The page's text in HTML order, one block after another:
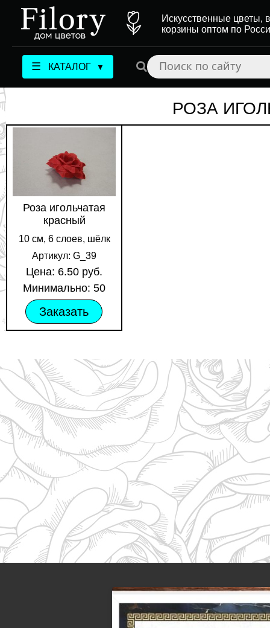
Искусственные цветы,
корзины оптом по
☰ КАТАЛОГ ▼
РОЗА
Роза игольчатая
красный
10 см, 6 слоев, шёлк
Артикул: G_39
Цена: 6.50 руб.
Минимально: 50
Заказать